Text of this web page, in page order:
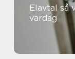
Elavtal så väljer du rätt avtal för din
vardag